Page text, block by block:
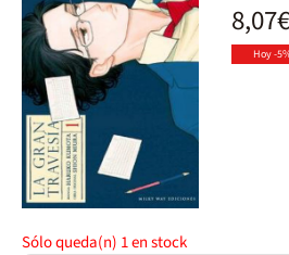
8,07€
Hoy -
Sólo queda(n) 1en stock